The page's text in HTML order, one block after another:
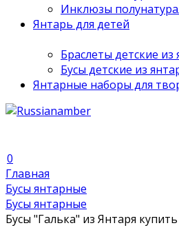
Инклюзы
Янтарь для детей
Браслеты детские из
Бусы детские из
Янтарные наборы для
0
Главная
Бусы янтарные
Бусы янтарные
Бусы "Галька" из Янтаря купить